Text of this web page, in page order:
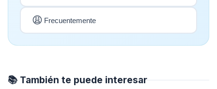
😩 Frecuentemente
📚 También te puede interesar